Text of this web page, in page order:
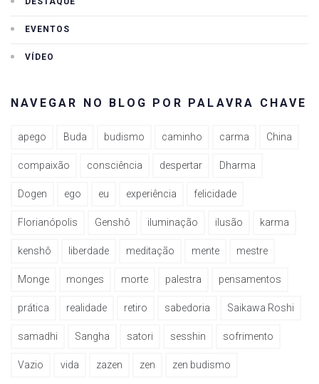
EVENTOS
VÍDEO
NAVEGAR NO BLOG POR PALAVRA CHAVE
apego Buda budismo caminho carma China
compaixão consciência despertar Dharma
Dogen ego eu experiência felicidade
Florianópolis Genshô iluminação ilusão karma
kenshô liberdade meditação mente mestre
Monge monges morte palestra pensamentos
prática realidade retiro sabedoria Saikawa Roshi
samadhi Sangha satori sesshin sofrimento
Vazio vida zazen zen zen budismo